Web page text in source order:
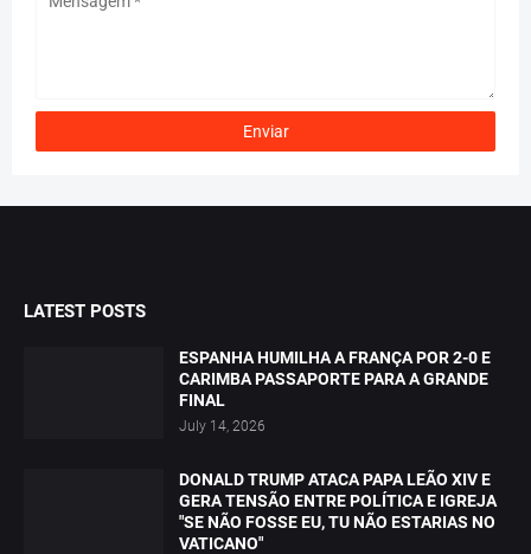
LATEST POSTS
ESPANHA HUMILHA A FRANÇA POR 2-0 E
CARIMBA PASSAPORTE PARA A GRANDE
FINAL
July 14, 2026
DONALD TRUMP ATACA PAPA LEÃO XIV E
GERA TENSÃO ENTRE POLÍTICA E IGREJA
"SE NÃO FOSSE EU, TU NÃO ESTARIAS NO
VATICANO"